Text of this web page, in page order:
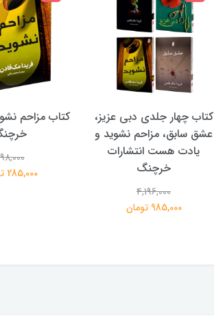
کتاب چهار جلدی دبی عزیز،
عشق سابق، مزاحم نشوید و
یادت هست انتشارات
خرچنگ
4,196,000
985,000 تومان
کتاب مزاحم
285,000 تومان